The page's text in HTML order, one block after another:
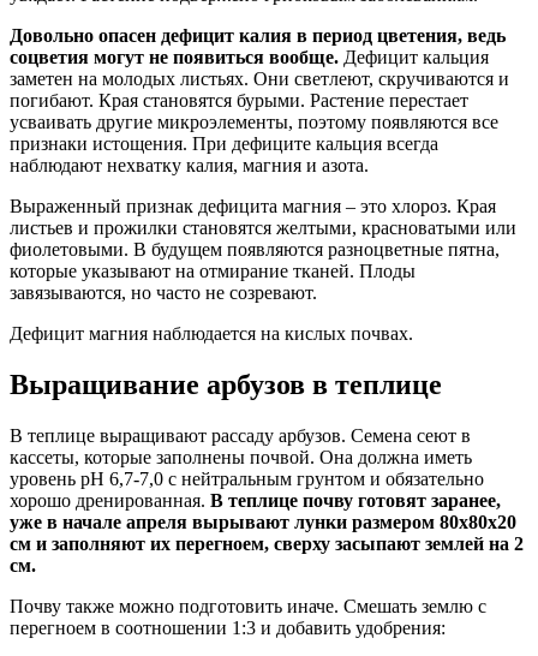
Довольно опасен дефицит калия в период цветения, ведь
соцветия могут не появиться вообще. Дефицит кальция
заметен на молодых листьях. Они светлеют, скручиваются и
погибают. Края становятся бурыми. Растение перестает
усваивать другие микроэлементы, поэтому появляются все
признаки истощения. При дефиците кальция всегда
наблюдают нехватку калия, магния и азота.
Выраженный признак дефицита магния – это хлороз. Края
листьев и прожилки становятся желтыми, красноватыми или
фиолетовыми. В будущем появляются разноцветные пятна,
которые указывают на отмирание тканей. Плоды
завязываются, но часто не созревают.
Дефицит магния наблюдается на кислых почвах.
Выращивание арбузов в теплице
В теплице выращивают рассаду арбузов. Семена сеют в
кассеты, которые заполнены почвой. Она должна иметь
уровень рН 6,7-7,0 с нейтральным грунтом и обязательно
хорошо дренированная. В теплице почву готовят заранее,
уже в начале апреля вырывают лунки размером 80х80х20
см и заполняют их перегноем, сверху засыпают землей на 2
см.
Почву также можно подготовить иначе. Смешать землю с
перегноем в соотношении 1:3 и добавить удобрения: